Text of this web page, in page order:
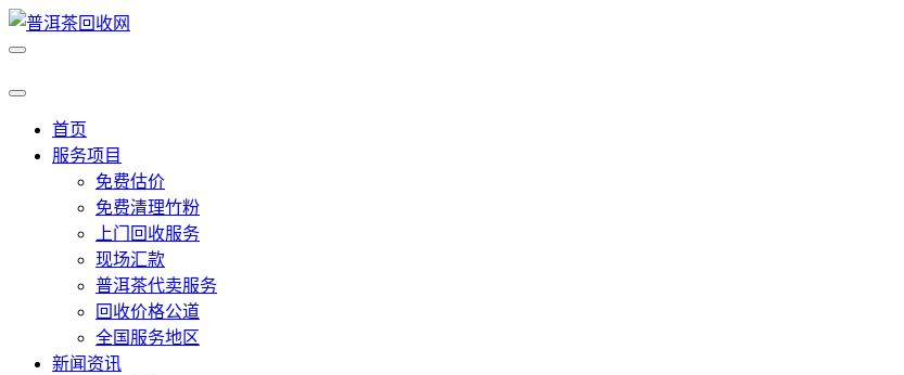
首页
服务项目
免费估价
免费清理竹粉
上门回收服务
现场汇款
普洱茶代卖服务
回收价格公道
全国服务地区
新闻资讯